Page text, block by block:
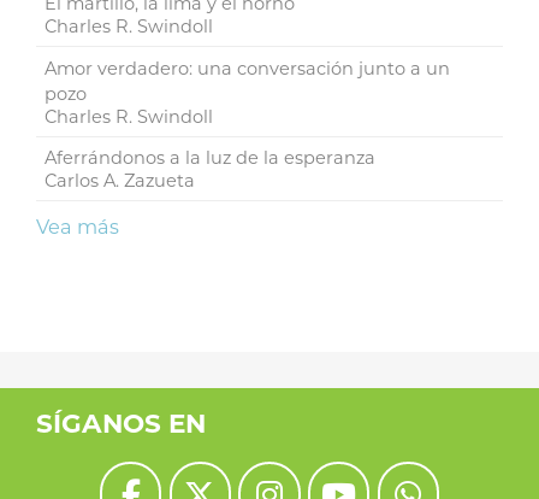
Charles R. Swindoll
Amor verdadero: una conversación junto a un
pozo
Charles R. Swindoll
Aferrándonos a la luz de la esperanza
Carlos A. Zazueta
Vea más
SÍGANOS EN